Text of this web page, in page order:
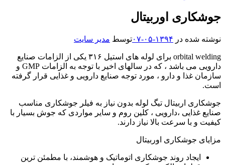
جوشکاری اوربیتال
نوشته شده در ۱۳۹۴-۰۵-۰۷ توسط مدیر سایت
orbital welding برای لوله های استیل ۳۱۶ یکی از الزامات صنایع
دارویی می باشد ، که در سالهای اخیر با توجه به الزامات GMP و
سازمان غذا و دارو ، مورد توجه صنایع دارویی و غذایی قرار گرفته
است.
جوشکاری اربیتال تیگ لوله بدون نیاز به فیلر جوشکاری مناسب
صنایع غذایی ،دارویی ، کلین روم و سایر مواردی که جوش بسیار با
کیفیت و با سرعت بالا نیاز دارند.
مزایای جوشکاری اوربیتال
ایجاد روند جوشکاری اتوماتیک و هوشمند، با مطمئن ترین